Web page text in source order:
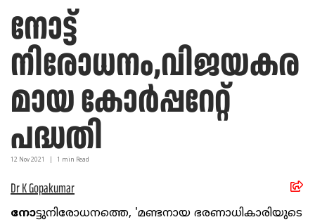
നോട്ട്
നിരോധനം,വിജയകര
മായ കോര്‍പ്പറേറ്റ്
പദ്ധതി
12 Nov 2021 1 min Read
Dr K Gopakumar
നോട്ടുനിരോധനത്തെ, 'മണ്ടനായ ഭരണാധികാരിയുടെ